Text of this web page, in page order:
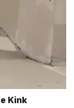
Kink